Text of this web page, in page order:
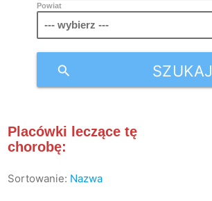
Powiat
SZUKAJ
search
Placówki leczące tę
chorobę:
Sortowanie: Nazwa